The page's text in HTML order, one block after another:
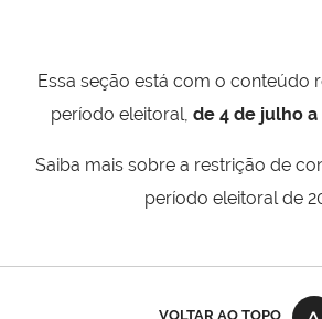
Essa seção está com o conteúdo
período eleitoral, de 4 de julho
Saiba mais sobre a restrição de
período eleitoral de
VOLTAR AO TOPO